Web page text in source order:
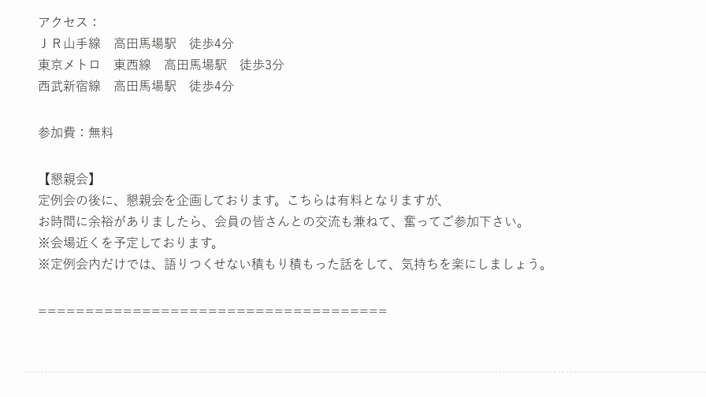
アクセス：
ＪＲ山手線 高田馬場駅 徒歩4分
東京メトロ 東西線 高田馬場駅 徒歩3分
西武新宿線 高田馬場駅 徒歩4分
参加費：無料
【懇親会】
定例会の後に、懇親会を企画しております。こちらは有料となりますが、
お時間に余裕がありましたら、会員の皆さんとの交流も兼ねて、奮ってご参加下さい。
※会場近くを予定しております。
※定例会内だけでは、語りつくせない積もり積もった話をして、気持ちを楽にしましょう。
=====================================